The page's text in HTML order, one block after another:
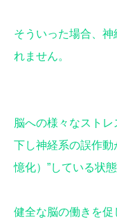
そういった場合、
れません。
脳への様々なスト
下し神経系の誤作動
憶化）”している状
健全な脳の働きを